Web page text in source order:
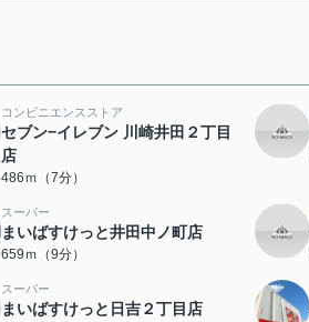
コンビニエンスストア
セブン−イレブン 川崎井田２丁目
店
486ｍ（7分）
スーパー
まいばすけっと井田中ノ町店
659ｍ（9分）
スーパー
まいばすけっと日吉２丁目店